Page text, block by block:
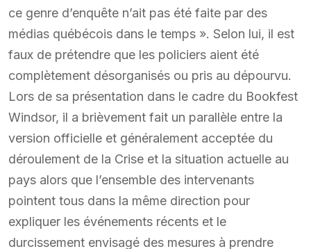
ce genre d’enquête n’ait pas été faite par des
médias québécois dans le temps ». Selon lui, il est
faux de prétendre que les policiers aient été
complètement désorganisés ou pris au dépourvu.
Lors de sa présentation dans le cadre du Bookfest
Windsor, il a brièvement fait un parallèle entre la
version officielle et généralement acceptée du
déroulement de la Crise et la situation actuelle au
pays alors que l’ensemble des intervenants
pointent tous dans la même direction pour
expliquer les événements récents et le
durcissement envisagé des mesures à prendre